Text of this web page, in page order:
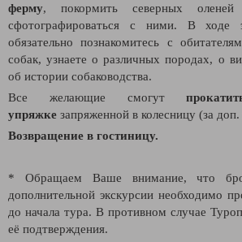
ферму, покормить северных
сфотографироваться с ними. В ходе
обязательно познакомитесь с
собак, узнаете о различных породах, о
об истории собаководства.
Все желающие смогут
упряжке запряженной в колесницу (за
Возвращение в гостиницу.
* Обращаем Ваше внимание, что
дополнительной экскурсии необходимо
до начала тура. В противном случае
её подтверждения.